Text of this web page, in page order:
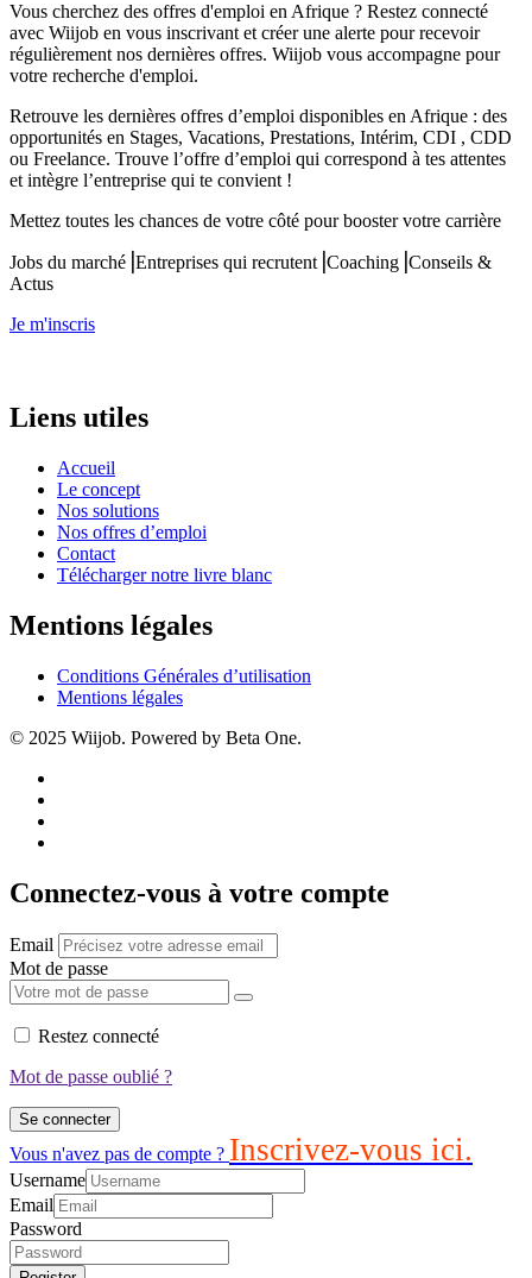
Vous cherchez des offres d'emploi en Afrique ? Restez connecté
avec Wiijob en vous inscrivant et créer une alerte pour recevoir
régulièrement nos dernières offres. Wiijob vous accompagne pour
votre recherche d'emploi.
Retrouve les dernières offres d’emploi disponibles en Afrique : des
opportunités en Stages, Vacations, Prestations, Intérim, CDI , CDD
ou Freelance. Trouve l’offre d’emploi qui correspond à tes attentes
et intègre l’entreprise qui te convient !
Mettez toutes les chances de votre côté pour booster votre carrière
Jobs du marché⎟Entreprises qui recrutent⎟Coaching⎟Conseils &
Actus
Je m'inscris
Liens utiles
Accueil
Le concept
Nos solutions
Nos offres d’emploi
Contact
Télécharger notre livre blanc
Mentions légales
Conditions Générales d’utilisation
Mentions légales
© 2025 Wiijob. Powered by Beta One.
Connectez-vous à votre compte
Email
Mot de passe
Restez connecté
Mot de passe oublié ?
Se connecter
Vous n'avez pas de compte ? Inscrivez-vous ici.
Username
Email
Password